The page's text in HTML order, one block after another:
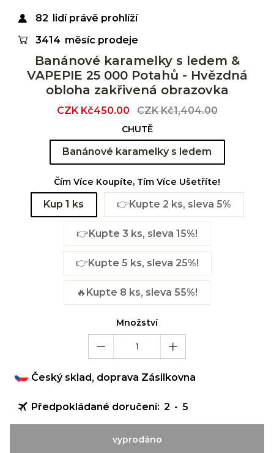
82 lidí právě prohlíží
3414 měsíc prodeje
Banánové karamelky s ledem &
VAPEPIE 25 000 Potahů - Hvězdná
obloha zakřivená obrazovka
Sale
CZK Kč450.00
Regular
CZK Kč1,404.00
CHUTĚ
Banánové karamelky s ledem
Čím Více Koupíte, Tím Více Ušetříte!
Kup 1 ks 👉Kupte 2 ks, sleva 5%
👉Kupte 3 ks, sleva 15%!
👉Kupte 5 ks, sleva 25%!
🔥Kupte 8 ks, sleva 55%!
Množství
Český sklad, doprava Zásilkovna
Předpokládané doručení: 2 - 5
vyprodáno